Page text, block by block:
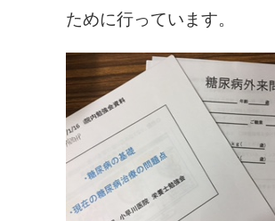
ために行っています。